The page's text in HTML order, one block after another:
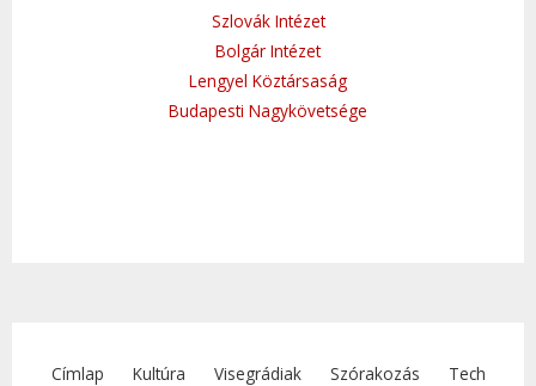
Szlovák Intézet
Bolgár Intézet
Lengyel Köztársaság
Budapesti Nagykövetsége
Címlap Kultúra Visegrádiak Szórakozás
Tech